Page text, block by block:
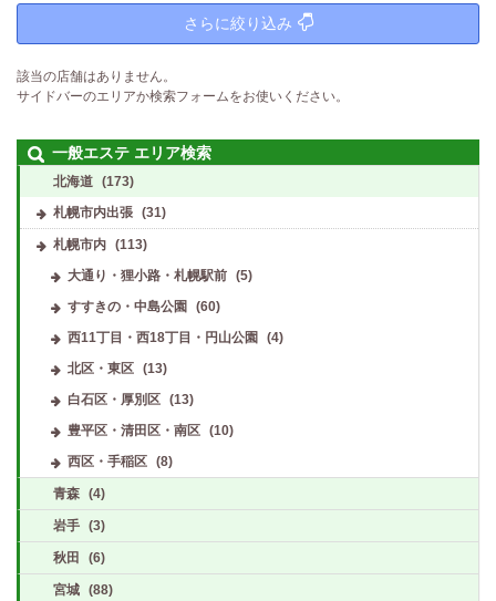
さらに絞り込み
該当の店舗はありません。
サイドバーのエリアか検索フォームをお使いください。
一般エステ エリア検索
北海道 (173)
札幌市内出張 (31)
札幌市内 (113)
大通り・狸小路・札幌駅前
(5)
すすきの・中島公園
(60)
西11丁目・西18丁目・円山公園
(4)
北区・東区
(13)
白石区・厚別区
(13)
豊平区・清田区・南区
(10)
西区・手稲区
(8)
青森 (4)
岩手 (3)
秋田 (6)
宮城 (88)